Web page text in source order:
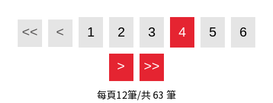
<< < 1 2 3 4 5 6
> >>
每頁12筆/共63 筆